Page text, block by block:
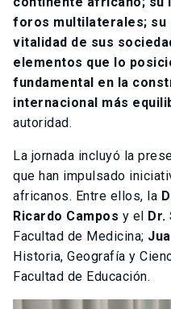
foros multilaterales; su
vitalidad de sus
elementos que lo
fundamental en la
internacional más
autoridad.
La jornada incluyó la
que han impulsado
africanos. Entre ellos, la
Ricardo Campos y el Dr.
Facultad de Medicina;
Historia, Geografía y
Facultad de Educación.